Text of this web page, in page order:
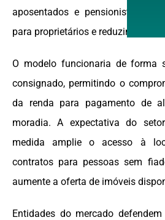
aposentados e pensionistas,
para proprietários e reduzindo o
O modelo funcionaria de forma
consignado, permitindo o
da renda para pagamento de
moradia. A expectativa do
medida amplie o acesso à
contratos para pessoas sem
aumente a oferta de imóveis
Entidades do mercado